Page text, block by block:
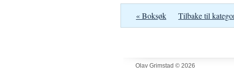
« Boksøk Tilbake til
Olav Grimstad © 2026